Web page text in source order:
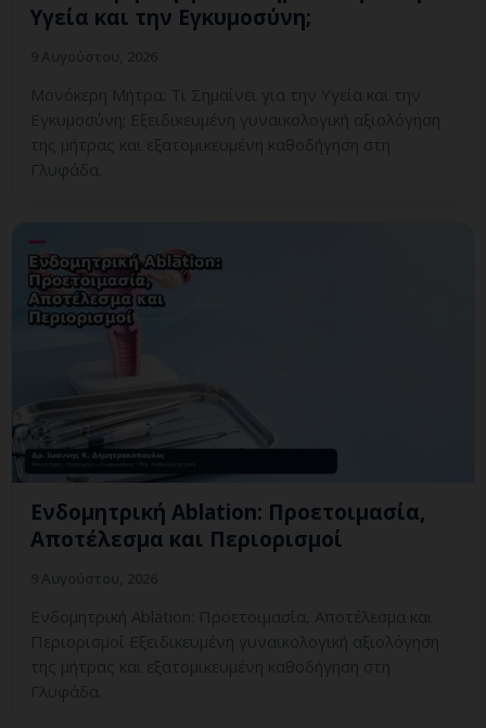
Υγεία και την Εγκυμοσύνη;
Μονόκερη Μήτρα: Τι Σημαίνει για την Υγεία και την
Εγκυμοσύνη; Εξειδικευμένη γυναικολογική αξιολόγηση
της μήτρας και εξατομικευμένη καθοδήγηση στη
Γλυφάδα.
Ενδομητρική Ablation: Προετοιμασία,
Αποτέλεσμα και Περιορισμοί
Ενδομητρική Ablation: Προετοιμασία, Αποτέλεσμα και
Περιορισμοί Εξειδικευμένη γυναικολογική αξιολόγηση
της μήτρας και εξατομικευμένη καθοδήγηση στη
Γλυφάδα.